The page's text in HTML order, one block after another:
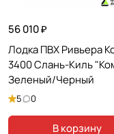
?
Вес и нагрузка
Грузоподъемность ?
450 кг
Пассажировместимость
56 010 ₽
Лодка ПВХ Ривьера
3400 Слань-Киль
Зеленый/Черный
5 0
В корзину